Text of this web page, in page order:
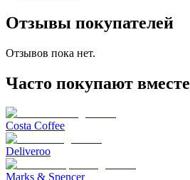
Отзывы покупателей
Отзывов пока нет.
Часто покупают вместе
Costa Coffee
Deliveroo
Marks & Spencer